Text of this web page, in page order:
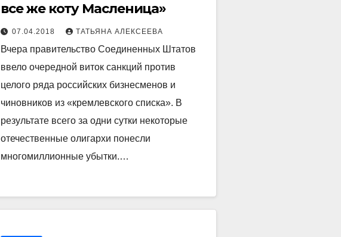
все же коту Масленица»
07.04.2018 ТАТЬЯНА АЛЕКСЕЕВА
Вчера правительство Соединенных Штатов
ввело очередной виток санкций против
целого ряда российских бизнесменов и
чиновников из «кремлевского списка». В
результате всего за одни сутки некоторые
отечественные олигархи понесли
многомиллионные убытки.…